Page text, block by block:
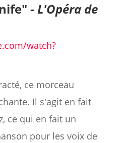
- L'Opéra de
watch?
ce morceau
Il s'agit en fait
ce qui en fait un
pour les voix de